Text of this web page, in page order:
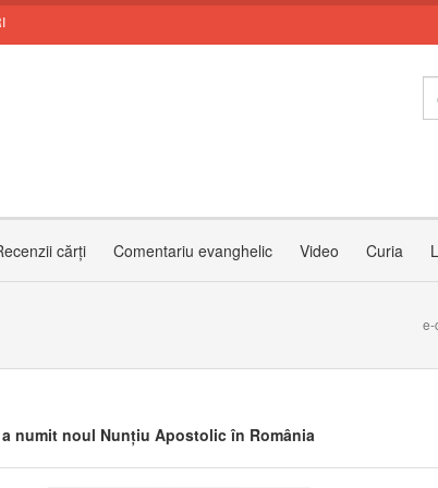
cărți Comentariu evanghelic Video Curia
e-
numit noul Nunțiu Apostolic în România